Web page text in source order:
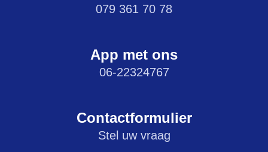
079 361 70 78
App met ons
06-22324767
Contactformulier
Stel uw vraag